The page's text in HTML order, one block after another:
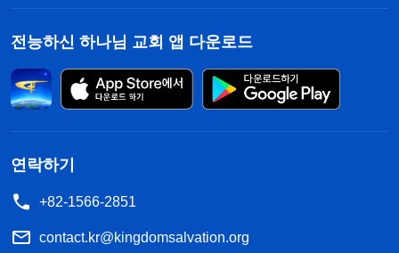
전능하신 하나님 교회 앱 다운로드
연락하기
+82-1566-2851
contact.kr@kingdomsalvation.org